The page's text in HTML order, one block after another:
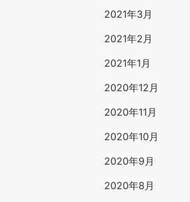
2021年3月
2021年2月
2021年1月
2020年12月
2020年11月
2020年10月
2020年9月
2020年8月